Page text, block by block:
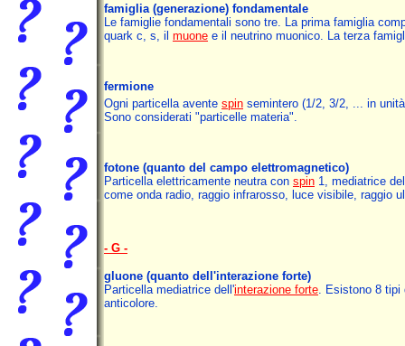
famiglia (generazione) fondamentale
Le famiglie fondamentali sono tre. La prima famiglia
quark c, s, il muone e il neutrino muonico. La terza
fermione
Ogni particella avente spin semintero (1/2, 3/2, ... in
Sono considerati "particelle materia".
fotone (quanto del campo elettromagnetico)
Particella elettricamente neutra con spin 1, mediatrice
come onda radio, raggio infrarosso, luce visibile, raggio
- G -
gluone (quanto dell'interazione forte)
Particella mediatrice dell'interazione forte. Esistono 8
anticolore.